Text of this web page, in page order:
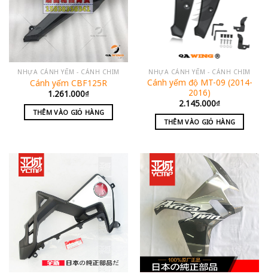
NHỰA CÁNH YẾM - CÁNH CHIM
Cánh yếm CBF125R
1.261.000₫
THÊM VÀO GIỎ HÀNG
NHỰA CÁNH YẾM - CÁNH CHIM
Cánh yếm độ MT-09 (2014-
2016)
2.145.000₫
THÊM VÀO GIỎ HÀNG